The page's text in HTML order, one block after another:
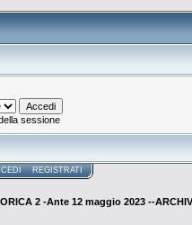
sessione
REGISTRATI
2 -Ante 12 maggio 2023 --